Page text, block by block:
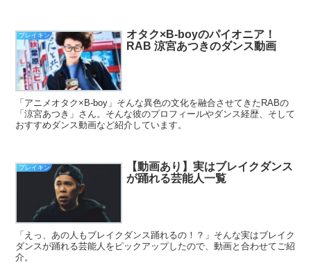
ブレイキン
オタク×B-boyのパイオニア！
RAB 涼宮あつきのダンス動画
「アニメオタク×B-boy」そんな異色の文化を融合させてきたRABの
「涼宮あつき」さん。そんな彼のプロフィールやダンス経歴、そして
おすすめダンス動画など紹介しています。
ブレイキン
【動画あり】実はブレイクダンス
が踊れる芸能人一覧
「えっ、あの人もブレイクダンス踊れるの！？」そんな実はブレイク
ダンスが踊れる芸能人をピックアップしたので、動画と合わせてご紹
介。